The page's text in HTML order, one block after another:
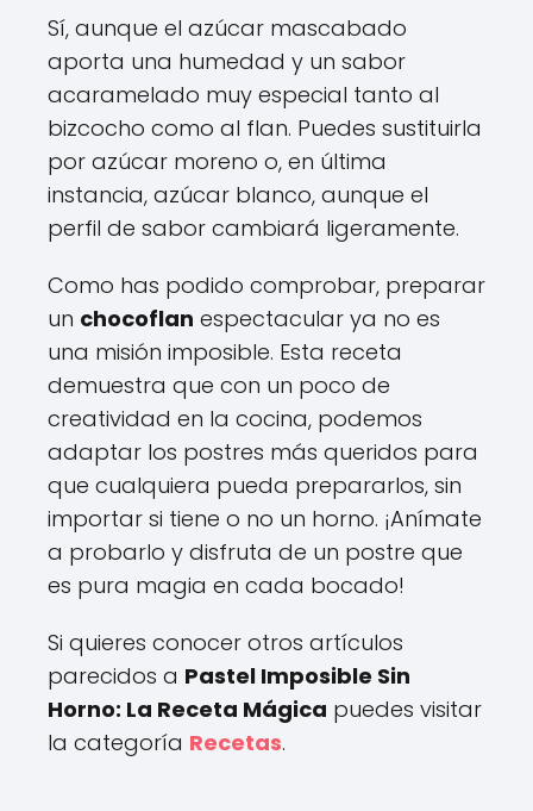
Sí, aunque el azúcar mascabado
aporta una humedad y un sabor
acaramelado muy especial tanto al
bizcocho como al flan. Puedes sustituirla
por azúcar moreno o, en última
instancia, azúcar blanco, aunque el
perfil de sabor cambiará ligeramente.
Como has podido comprobar, preparar
un chocoflan espectacular ya no es
una misión imposible. Esta receta
demuestra que con un poco de
creatividad en la cocina, podemos
adaptar los postres más queridos para
que cualquiera pueda prepararlos, sin
importar si tiene o no un horno. ¡Anímate
a probarlo y disfruta de un postre que
es pura magia en cada bocado!
Si quieres conocer otros artículos
parecidos a Pastel Imposible Sin
Horno: La Receta Mágica puedes visitar
la categoría Recetas.